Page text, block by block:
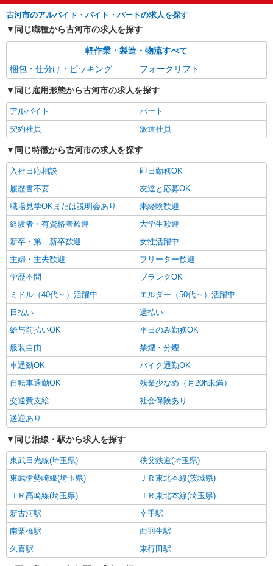
仕分け・ピッキング・梱包
時給1175円 ※月収例19.3万円（残業等含む収
入例） 月収例：193288円＝1175円×7時間50分×21
日勤務の場合＋交通費別途支給 ※交通費実費支給
／当社規定あり。
茨城県古河市 マイカー通勤可能/駐車場完備
キープ 詳細を見る
古河市のアルバイト・バイト・パートの求人を探す
同じ職種から古河市の求人を探す
軽作業・製造・物流すべて
梱包・仕分け・ピッキング
フォークリフト
同じ雇用形態から古河市の求人を探す
アルバイト
パート
契約社員
派遣社員
同じ特徴から古河市の求人を探す
入社日応相談
即日勤務OK
履歴書不要
友達と応募OK
職場見学OKまたは説明会あり
未経験歓迎
経験者・有資格者歓迎
大学生歓迎
新卒・第二新卒歓迎
女性活躍中
主婦・主夫歓迎
フリーター歓迎
学歴不問
ブランクOK
ミドル（40代～）活躍中
エルダー（50代～）活躍中
日払い
週払い
給与前払いOK
平日のみ勤務OK
服装自由
禁煙・分煙
車通勤OK
バイク通勤OK
自転車通勤OK
残業少なめ（月20h未満）
交通費支給
社会保険あり
送迎あり
同じ沿線・駅から求人を探す
東武日光線(埼玉県)
秩父鉄道(埼玉県)
東武伊勢崎線(埼玉県)
ＪＲ東北本線(茨城県)
ＪＲ高崎線(埼玉県)
ＪＲ東北本線(埼玉県)
新古河駅
幸手駅
南栗橋駅
西羽生駅
久喜駅
東行田駅